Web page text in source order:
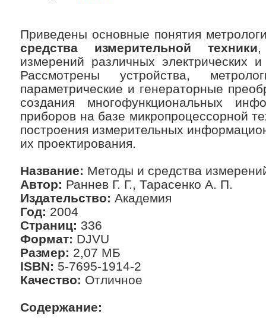
Приведены основные понятия
средства измерительной техники,
измерений различных электрических
Рассмотрены устройства,
параметрические и генераторные
создания многофункциональных
приборов на базе микропроцессорной
построения измерительных
их проектирования.
Название: Методы и средства
Автор: Раннев Г. Г., Тарасенко А. П.
Издательство: Академия
Год: 2004
Страниц: 336
Формат: DJVU
Размер: 2,07 МБ
ISBN: 5-7695-1914-2
Качество: Отличное
Содержание: